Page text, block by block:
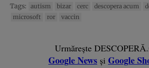
Tags: autism bizar cerc descopera acum
microsoft
ror vaccin
Urmărește
Google News și Google